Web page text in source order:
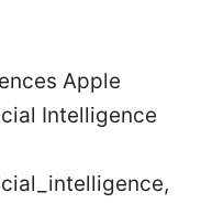
Apple
Intelligence